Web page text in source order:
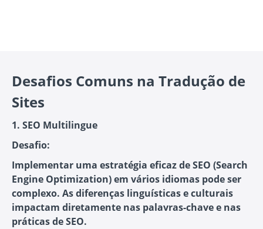
Desafios Comuns na Tradução de
Sites
1. SEO Multilingue
Desafio:
Implementar uma estratégia eficaz de SEO (Search
Engine Optimization) em vários idiomas pode ser
complexo. As diferenças linguísticas e culturais
impactam diretamente nas palavras-chave e nas
práticas de SEO.